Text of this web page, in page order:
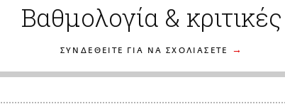
Βαθμολογία & κριτικές
ΣΥΝΔΕΘΕΙΤΕ ΓΙΑ ΝΑ ΣΧΟΛΙΑΣΕΤΕ